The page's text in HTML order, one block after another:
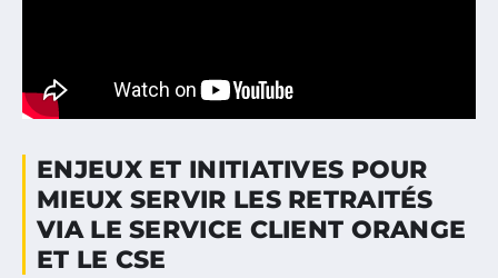
ENJEUX ET INITIATIVES POUR
MIEUX SERVIR LES RETRAITÉS
VIA LE SERVICE CLIENT ORANGE
ET LE CSE